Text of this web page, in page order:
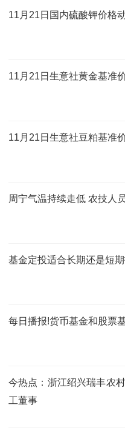
11月21日国内硫酸钾价格
11月21日生意社黄金基准
11月21日生意社豆粕基准
周宁气温持续走低 农技人
基金定投适合长期还是短期
每日播报!货币基金和股票
今热点：浙江绍兴瑞丰农
工董事